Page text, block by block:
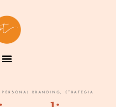
PERSONAL BRANDING, STRATEGIA